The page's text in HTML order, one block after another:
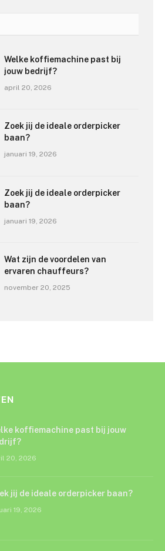
Welke koffiemachine past bij
jouw bedrijf?
april 20, 2026
Zoek jij de ideale orderpicker
baan?
januari 19, 2026
Zoek jij de ideale orderpicker
baan?
januari 19, 2026
Wat zijn de voordelen van
ervaren chauffeurs?
november 20, 2025
koffiemachine past bij jouw
20, 2026
jij de ideale orderpicker baan?
19, 2026